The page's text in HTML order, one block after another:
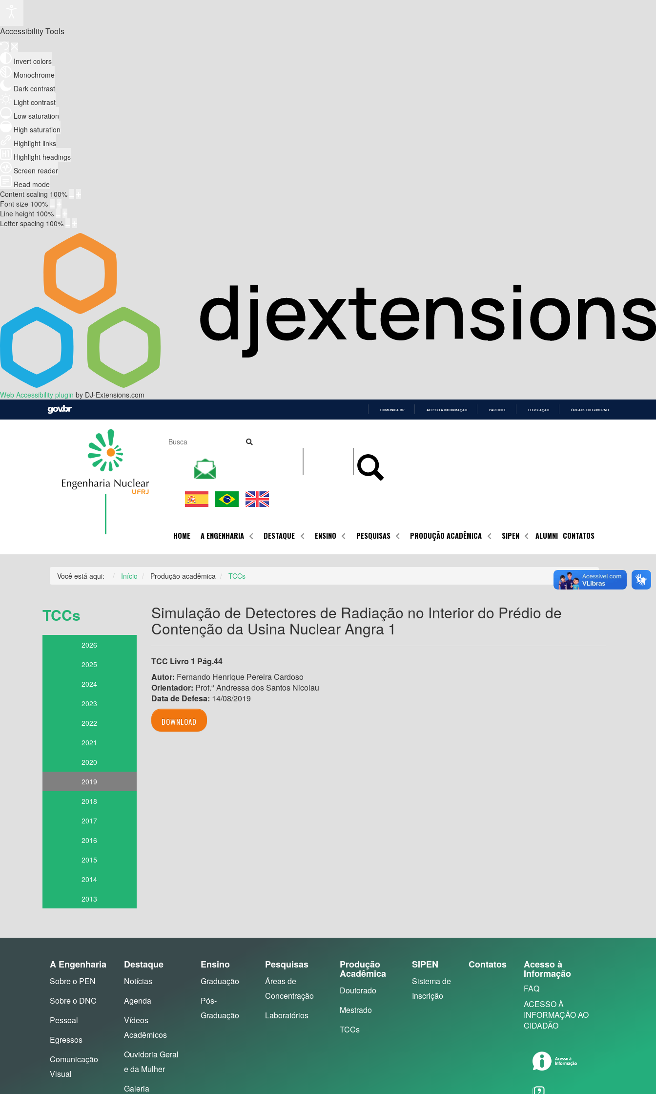
Accessibility Tools
Invert colors
Monochrome
Dark contrast
Light contrast
Low saturation
High saturation
Highlight links
Highlight headings
Screen reader
Read mode
Content scaling 100%
Font size 100%
Line height 100%
Letter spacing 100%
Web Accessibility plugin by DJ-Extensions.com
COMUNICA BR ACESSO À INFORMAÇÃO PARTICIPE LEGISLAÇÃO ÓRGÃOS DO GOVERNO
HOME A ENGENHARIA DESTAQUE ENSINO PESQUISAS PRODUÇÃO ACADÊMICA SIPEN ALUMNI CONTATOS
Você está aqui: Início Produção acadêmica TCCs
TCCs
2026
2025
2024
2023
2022
2021
2020
2019
2018
2017
2016
2015
2014
2013
Simulação de Detectores de Radiação no Interior do Prédio de
Contenção da Usina Nuclear Angra 1
TCC Livro 1 Pág.44
Autor: Fernando Henrique Pereira Cardoso
Orientador: Prof.ª Andressa dos Santos Nicolau
Data de Defesa: 14/08/2019
DOWNLOAD
A Engenharia
Sobre o PEN
Sobre o DNC
Pessoal
Egressos
Comunicação
Visual
Destaque
Notícias
Agenda
Vídeos
Acadêmicos
Ouvidoria Geral
e da Mulher
Galeria
Ensino
Graduação
Pós-
Graduação
Pesquisas
Áreas de
Concentração
Laboratórios
Produção
Acadêmica
Doutorado
Mestrado
TCCs
SIPEN
Sistema de
Inscrição
Contatos Acesso à
Informação
FAQ
ACESSO À
INFORMAÇÃO AO
CIDADÃO